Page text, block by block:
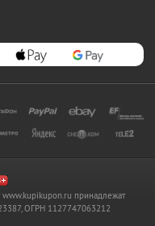
www.kupikupon.ru принадлежат
ОГРН 1127747063212